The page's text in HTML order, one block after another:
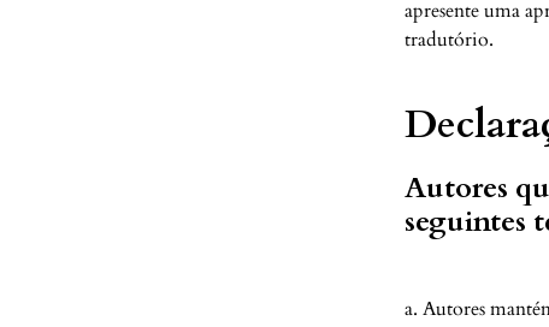
apresente uma
tradutório.
Autores
seguintes
a. Autores